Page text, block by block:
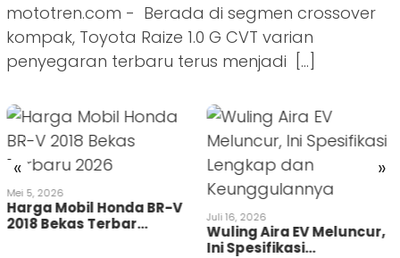
mototren.com - Berada di segmen crossover
kompak, Toyota Raize 1.0 G CVT varian
penyegaran terbaru terus menjadi […]
« »
Mei 5, 2026
Harga Mobil Honda BR-V
2018 Bekas Terbar…
Juli 16, 2026
Wuling Aira EV Meluncur,
Ini Spesifikasi…